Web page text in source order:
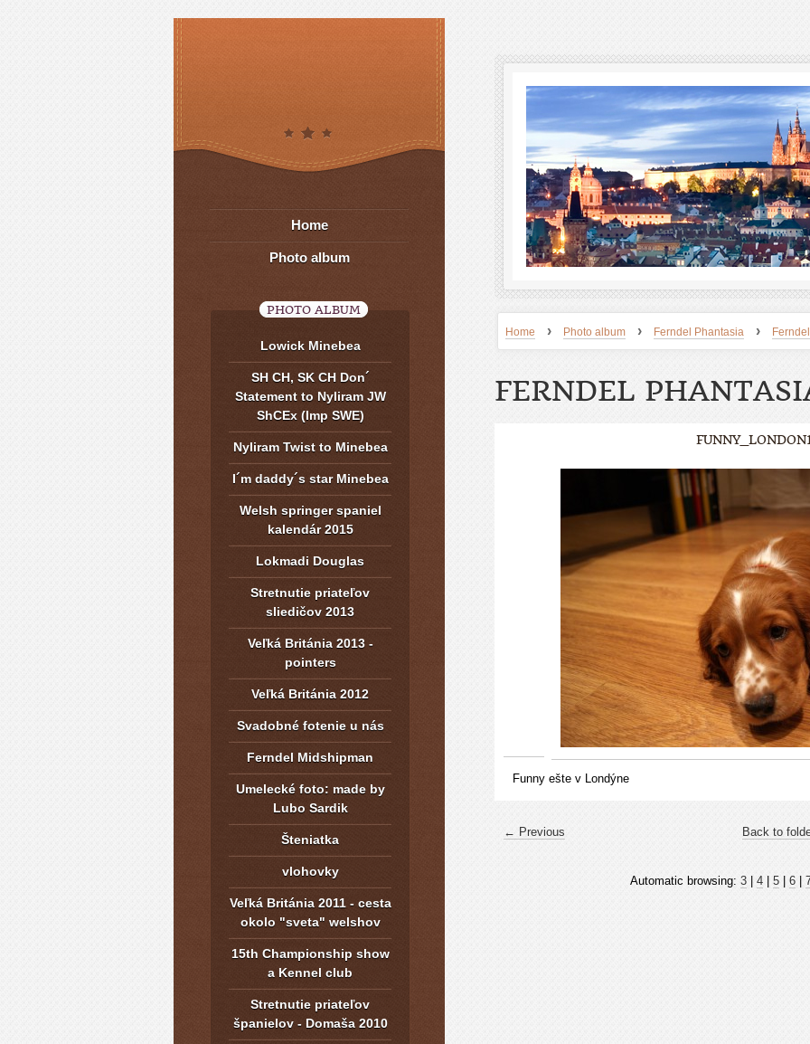
Home › Photo album › Ferndel Phantasia ›
FERNDEL
Funny ešte v Londýne
← Previous Back to
Automatic browsing: 3 4 5 6
Home
Photo album
PHOTO ALBUM
Lowick Minebea
SH CH, SK CH Don´
Statement to Nyliram JW
ShCEx (Imp SWE)
Nyliram Twist to Minebea
I´m daddy´s star Minebea
Welsh springer spaniel
kalendár 2015
Lokmadi Douglas
Stretnutie priateľov
sliedičov 2013
Veľká Británia 2013 -
pointers
Veľká Británia 2012
Svadobné fotenie u nás
Ferndel Midshipman
Umelecké foto: made by
Lubo Sardik
Šteniatka
vlohovky
Veľká Británia 2011 - cesta
okolo "sveta" welshov
15th Championship show
a Kennel club
Stretnutie priateľov
španielov - Domaša 2010